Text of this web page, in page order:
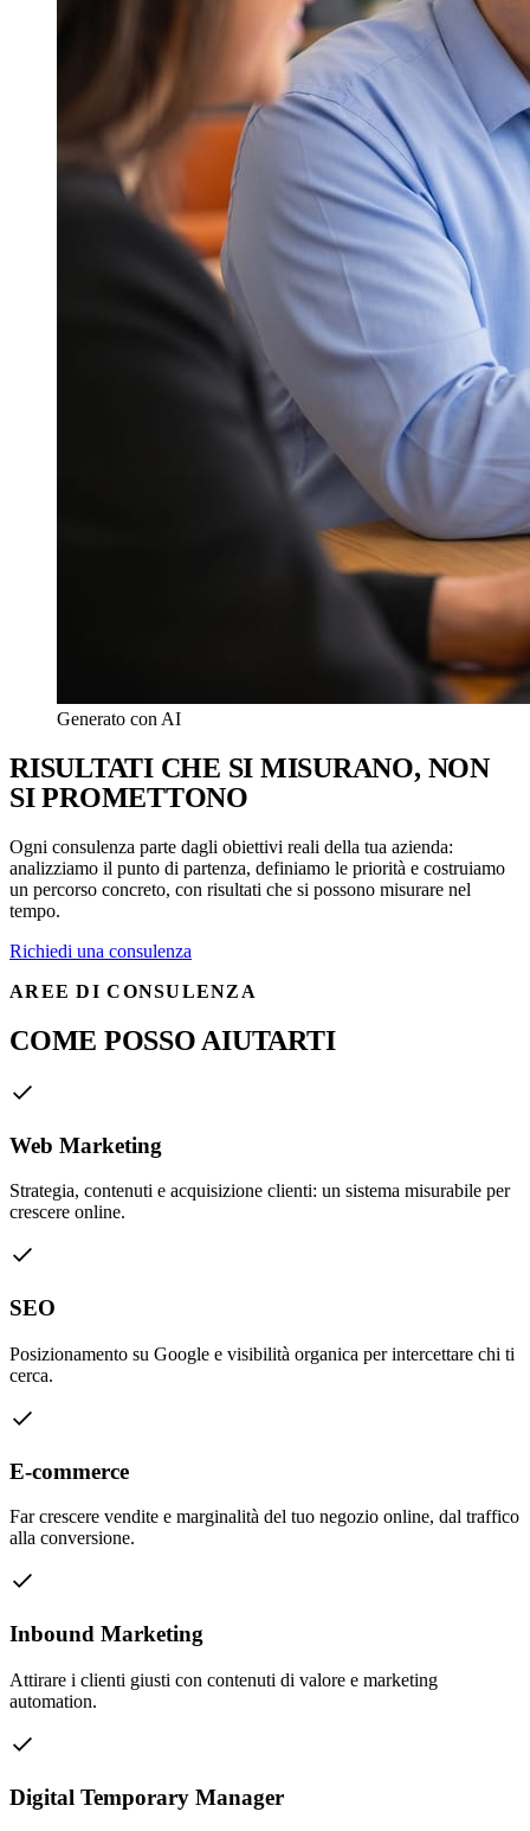
Generato con AI
RISULTATI CHE SI MISURANO, NON
SI PROMETTONO
Ogni consulenza parte dagli obiettivi reali della tua azienda:
analizziamo il punto di partenza, definiamo le priorità e costruiamo
un percorso concreto, con risultati che si possono misurare nel
tempo.
Richiedi una consulenza
AREE DI CONSULENZA
COME POSSO AIUTARTI
Web Marketing
Strategia, contenuti e acquisizione clienti: un sistema misurabile per
crescere online.
SEO
Posizionamento su Google e visibilità organica per intercettare chi ti
cerca.
E-commerce
Far crescere vendite e marginalità del tuo negozio online, dal traffico
alla conversione.
Inbound Marketing
Attirare i clienti giusti con contenuti di valore e marketing
automation.
Digital Temporary Manager